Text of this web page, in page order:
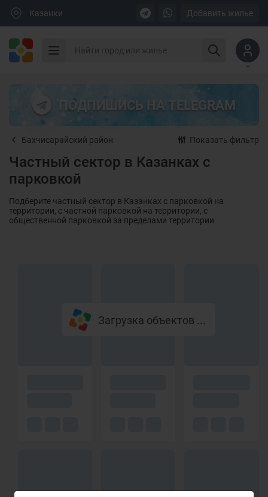
Казанки Добавить жилье
ПОДПИШИСЬ НА TELEGRAM
Бахчисарайский район Показать фильтр
Частный сектор в Казанках с
парковкой
Подберите частный сектор в Казанках с парковкой на
территории, с частной парковкой на территории, с
общественной парковкой за пределами территории
Загрузка объектов ...